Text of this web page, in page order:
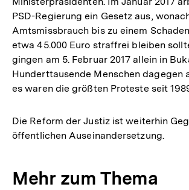
PSD-Regierung ein Gesetz aus,
Amtsmissbrauch bis zu einem
etwa 45.000 Euro straffrei bleiben
gingen am 5. Februar 2017 allein in
Hunderttausende Menschen dagegen
es waren die größten Proteste seit
Die Reform der Justiz ist weiterhin
öffentlichen Auseinandersetzung.
Mehr zum Thema